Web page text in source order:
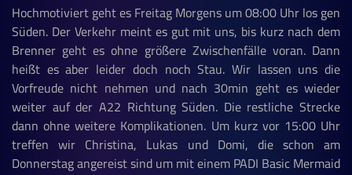
Hochmotiviert geht es Freitag Morgens um 08:00 Uhr los gen
Süden. Der Verkehr meint es gut mit uns, bis kurz nach dem
Brenner geht es ohne größere Zwischenfälle voran. Dann
heißt es aber leider doch noch Stau. Wir lassen uns die
Vorfreude nicht nehmen und nach 30min geht es wieder
weiter auf der A22 Richtung Süden. Die restliche Strecke
dann ohne weitere Komplikationen. Um kurz vor 15:00 Uhr
treffen wir Christina, Lukas und Domi, die schon am
Donnerstag angereist sind um mit einem PADI Basic Mermaid